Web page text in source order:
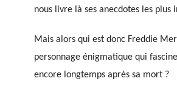
nous livre là ses anecdotes les plus
Mais alors qui est donc Freddie
personnage énigmatique qui fascine
encore longtemps après sa mort ?